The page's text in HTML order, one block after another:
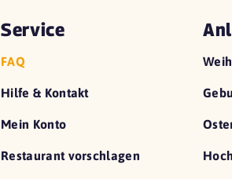
Service
FAQ
Hilfe & Kontakt
Mein Konto
Restaurant vorschlagen